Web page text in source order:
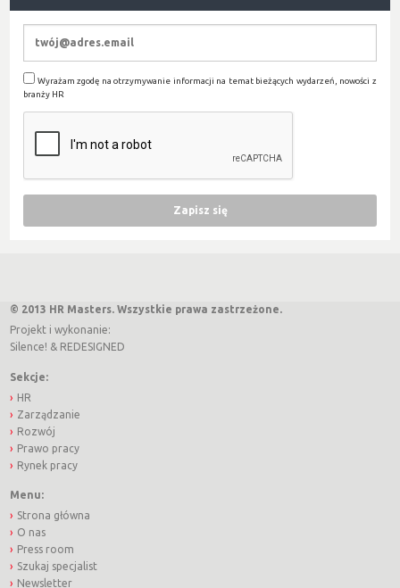
Wyrażam zgodę na otrzymywanie informacji na temat bieżących wydarzeń, nowości z
branży HR
© 2013 HR Masters. Wszystkie prawa zastrzeżone.
Projekt i wykonanie:
Silence! & REDESIGNED
Sekcje:
HR
Zarządzanie
Rozwój
Prawo pracy
Rynek pracy
Menu:
Strona główna
O nas
Press room
Szukaj specjalist
Newsletter